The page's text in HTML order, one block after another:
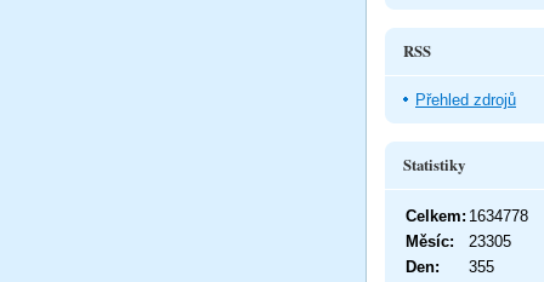
RSS
Přehled zdrojů
Statistiky
Celkem: 1634778
Měsíc:
23305
Den:
355